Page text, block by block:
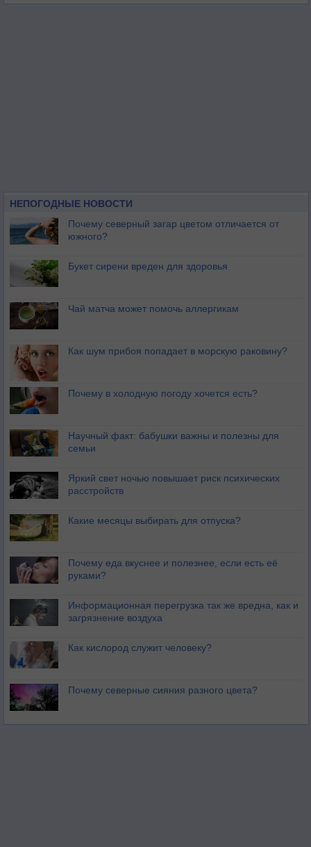
НЕПОГОДНЫЕ НОВОСТИ
Почему северный загар цветом отличается от
южного?
Букет сирени вреден для здоровья
Чай матча может помочь аллергикам
Как шум прибоя попадает в морскую раковину?
Почему в холодную погоду хочется есть?
Научный факт: бабушки важны и полезны для
семьи
Яркий свет ночью повышает риск психических
расстройств
Какие месяцы выбирать для отпуска?
Почему еда вкуснее и полезнее, если есть её
руками?
Информационная перегрузка так же вредна, как и
загрязнение воздуха
Как кислород служит человеку?
Почему северные сияния разного цвета?